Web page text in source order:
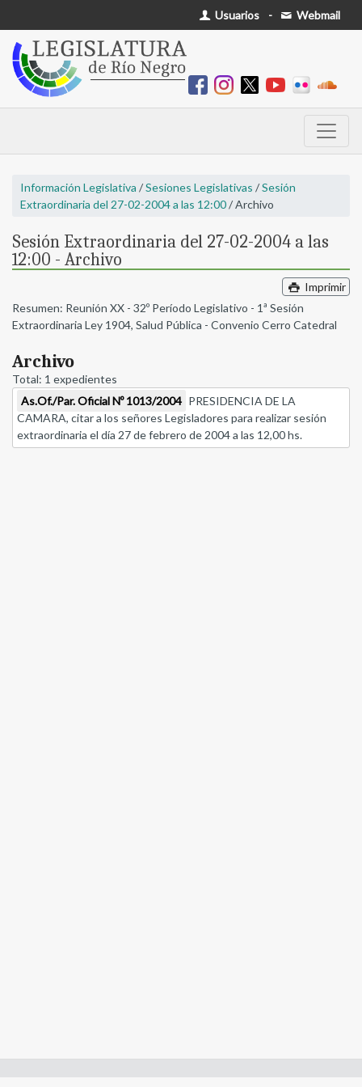
Usuarios - Webmail
Información Legislativa /Sesiones Legislativas /Sesión
Extraordinaria del 27-02-2004 a las 12:00/ Archivo
Sesión Extraordinaria del 27-02-2004 a las
12:00 - Archivo
Imprimir
Resumen: Reunión XX - 32º Período Legislativo - 1ª Sesión
Extraordinaria Ley 1904, Salud Pública - Convenio Cerro Catedral
Archivo
Total: 1 expedientes
As.Of./Par. Oficial Nº 1013/2004 PRESIDENCIA DE LA
CAMARA, citar a los señores Legisladores para realizar sesión
extraordinaria el día 27 de febrero de 2004 a las 12,00 hs.